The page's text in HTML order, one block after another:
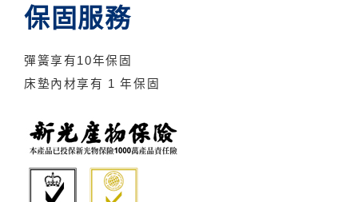
保固服務
彈簧享有10年保固
床墊內材享有 1 年保固